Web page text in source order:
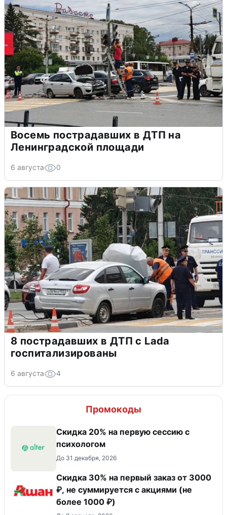
Восемь пострадавших в ДТП на
Ленинградской площади
6 августа 0
8 пострадавших в ДТП с Lada
госпитализированы
6 августа 4
Промокоды
Скидка 20% на первую сессию с
психологом
До 31 декабря, 2026
Скидка 30% на первый заказ от 3000
₽, не суммируется c акциями (не
более 1000 ₽)